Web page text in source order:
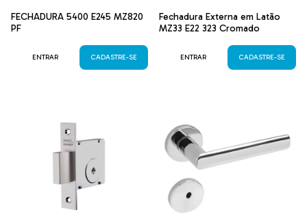
FECHADURA 5400 E245 MZ820
PF
ENTRAR CADASTRE-SE
Fechadura Externa em Latão
MZ33 E22 323 Cromado
ENTRAR CADASTRE-SE